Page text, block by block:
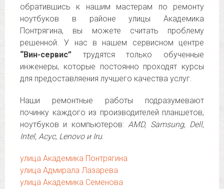
обратившись к нашим мастерам по ремонту
ноутбуков в районе улицы Академика
Понтрягина, вы можете считать проблему
решенной. У нас в нашем сервисном центре
“Вин-сервис” трудятся только обученные
инженеры, которые постоянно проходят курсы
для предоставляения лучшего качества услуг.
Наши ремонтные работы подразумевают
починку каждого из производителей планшетов,
ноутбуков и компьютеров:AMD, Samsung, Dell,
Intel, Асус, Lenovo и Iru.
улица Академика Понтрягина
улица Адмирала Лазарева
улица Академика Семенова